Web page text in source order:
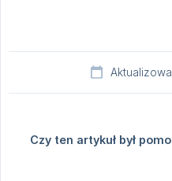
Czy ten artykuł był